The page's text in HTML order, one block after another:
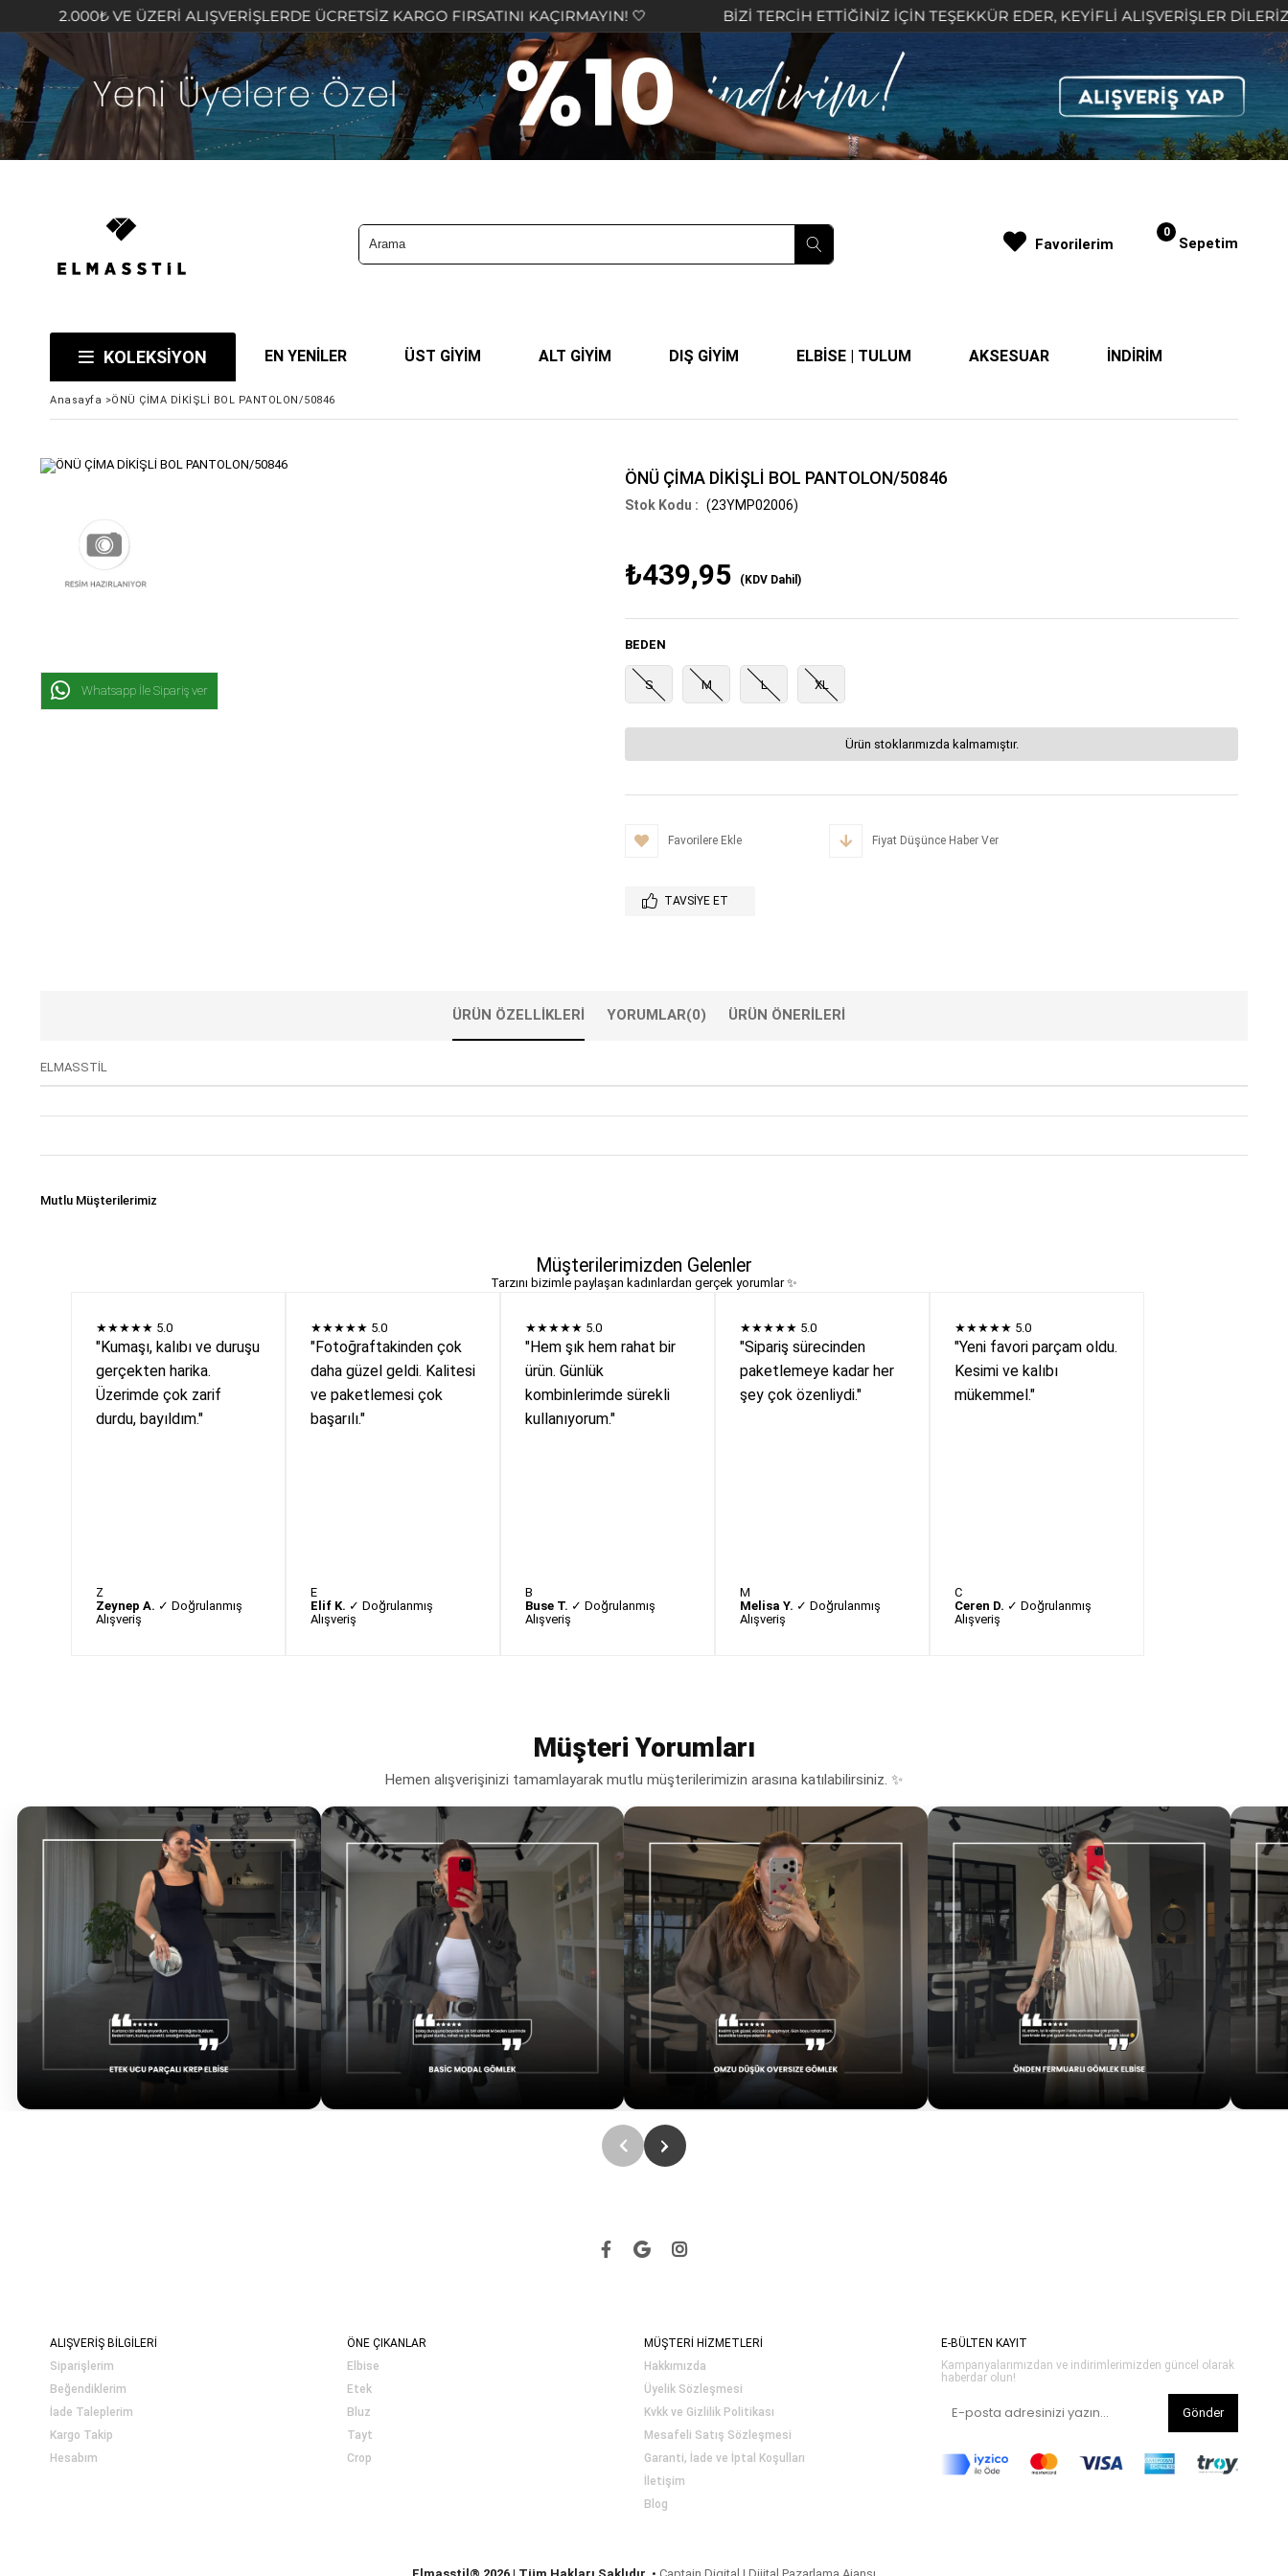
VE ÜZERİ ALIŞVERİŞLERDE ÜCRETSİZ KARGO FIRSATINI KAÇIRMAYIN! 🤍 BİZİ TERCİH ETTİĞİNİZ İÇİN TEŞEKKÜR EDER, KEYİFLİ ALIŞVERİŞLER DİLERİZ 🤍
Sepetim
0
KOLEKSİYON EN YENİLER ÜST GİYİM ALT GİYİM DIŞ GİYİM ELBİSE | TULUM AKSESUAR İNDİRİM
Favorilerim
Anasayfa >ÖNÜ ÇİMA DİKİŞLİ BOL PANTOLON/50846
Whatsapp İle Sipariş ver
ÖNÜ ÇİMA DİKİŞLİ BOL PANTOLON/50846
(23YMP02006)
₺439,95 (KDV Dahil)
BEDEN
S M L XL
Ürün stoklarımızda kalmamıştır.
Favorilere Ekle Fiyat Düşünce Haber Ver
TAVSIYE ET
ÜRÜN ÖZELLIKLERI YORUMLAR(0) ÜRÜN ÖNERILERI
ELMASSTİL
Mutlu Müşterilerimiz
Müşterilerimizden Gelenler
Tarzını bizimle paylaşan kadınlardan gerçek yorumlar ✨
★★★★★ 5.0
"Kumaşı, kalıbı ve duruşu
gerçekten harika.
Üzerimde çok zarif
durdu, bayıldım."
Z
Zeynep A. ✓ Doğrulanmış
Alışveriş
★★★★★ 5.0
"Fotoğraftakinden çok
daha güzel geldi. Kalitesi
ve paketlemesi çok
başarılı."
E
Elif K. ✓ Doğrulanmış
Alışveriş
★★★★★ 5.0
"Hem şık hem rahat bir
ürün. Günlük
kombinlerimde sürekli
kullanıyorum."
B
Buse T. ✓ Doğrulanmış
Alışveriş
★★★★★ 5.0
"Sipariş sürecinden
paketlemeye kadar her
şey çok özenliydi."
M
Melisa Y. ✓ Doğrulanmış
Alışveriş
★★★★★ 5.0
"Yeni favori parçam oldu.
Kesimi ve kalıbı
mükemmel."
C
Ceren D. ✓ Doğrulanmış
Alışveriş
Müşteri Yorumları
Hemen alışverişinizi tamamlayarak mutlu müşterilerimizin arasına katılabilirsiniz. ✨
ALIŞVERİŞ BİLGİLERİ
Siparişlerim
Beğendiklerim
İade Taleplerim
Kargo Takip
Hesabım
ÖNE ÇIKANLAR
Elbise
Etek
Bluz
Tayt
Crop
MÜŞTERİ HİZMETLERİ
Hakkımızda
Üyelik Sözleşmesi
Kvkk ve Gizlilik Politikası
Mesafeli Satış Sözleşmesi
Garanti, İade ve İptal Koşulları
İletişim
Blog
E-BÜLTEN KAYIT
Kampanyalarımızdan ve indirimlerimizden güncel olarak
haberdar olun!
Gönder